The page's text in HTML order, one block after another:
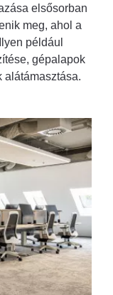
elsősorban
meg, ahol a
például
gépalapok
alátámasztása.